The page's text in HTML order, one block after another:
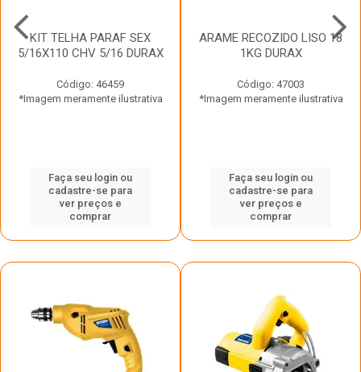
KIT TELHA PARAF SEX
5/16X110 CHV 5/16 DURAX
Código: 46459
*Imagem meramente ilustrativa
Faça seu login ou
cadastre-se para
ver preços e
comprar
ARAME RECOZIDO LISO 18
1KG DURAX
Código: 47003
*Imagem meramente ilustrativa
Faça seu login ou
cadastre-se para
ver preços e
comprar